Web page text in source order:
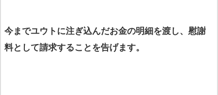
今までユウトに注ぎ込んだお金の明細を渡し、慰謝
料として請求することを告げます。